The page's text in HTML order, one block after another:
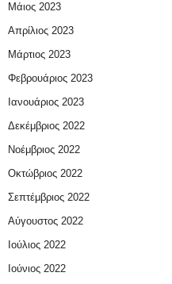
Μάιος 2023
Απρίλιος 2023
Μάρτιος 2023
Φεβρουάριος 2023
Ιανουάριος 2023
Δεκέμβριος 2022
Νοέμβριος 2022
Οκτώβριος 2022
Σεπτέμβριος 2022
Αύγουστος 2022
Ιούλιος 2022
Ιούνιος 2022